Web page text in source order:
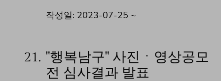
작성일: 2023-07-25 ~
21. "행복남구" 사진ㆍ영상공모
전 심사결과 발표